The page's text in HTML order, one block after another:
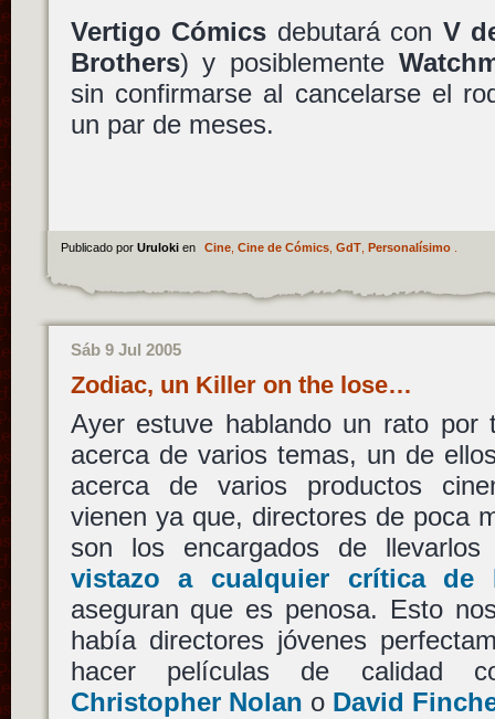
Vertigo Cómics debutará con V
Brothers) y posiblemente
sin confirmarse al cancelarse el
un par de meses.
Publicado por Uruloki en Cine, Cine de Cómics, GdT, Personalísimo.
Sáb 9 Jul 2005
Zodiac, un Killer on the lose…
Ayer estuve hablando un rato
acerca de varios temas, un de
acerca de varios productos
vienen ya que, directores de poca
son los encargados de
vistazo a cualquier crítica de
aseguran que es penosa. Esto
había directores jóvenes
hacer películas de calidad
Christopher Nolan o David